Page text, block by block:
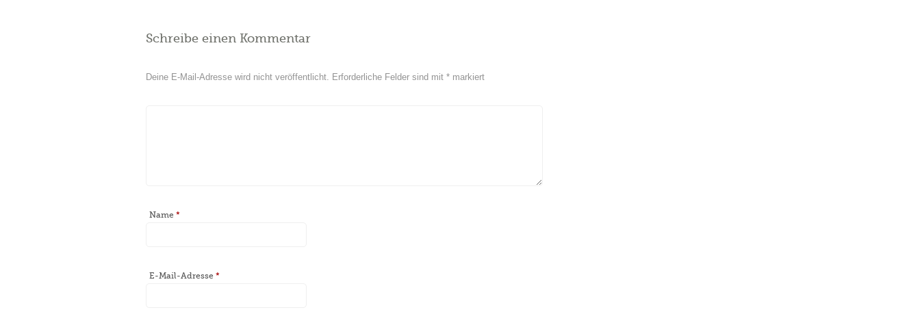
Schreibe einen Kommentar
Deine E-Mail-Adresse wird nicht veröffentlicht. Erforderliche Felder sind mit * markiert
Name *
E-Mail-Adresse *